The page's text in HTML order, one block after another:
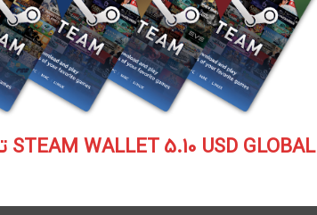
STEAM WALLET 5.10 USD GLOBAL تنها 288.000 تومان تحویل آنی